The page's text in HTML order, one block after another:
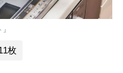
枚